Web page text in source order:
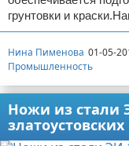
грунтовки и
Нина Пименова 01-05-
Промышленность
Ножи из стали